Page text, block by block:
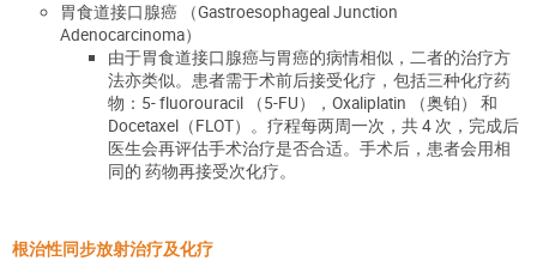
胃食道接口腺癌 （Gastroesophageal Junction
Adenocarcinoma）
由于胃食道接口腺癌与胃癌的病情相似，二者的治疗方
法亦类似。患者需于术前后接受化疗，包括三种化疗药
物：5- fluorouracil （5-FU），Oxaliplatin （奥铂） 和
Docetaxel（FLOT）。疗程每两周一次，共 4 次，完成后
医生会再评估手术治疗是否合适。手术后，患者会用相
同的 药物再接受次化疗。
根治性同步放射治疗及化疗